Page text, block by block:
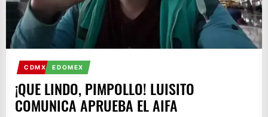
CDMX EDOMEX
¡QUE LINDO, PIMPOLLO! LUISITO
COMUNICA APRUEBA EL AIFA